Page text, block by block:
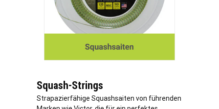
Squash-Strings
Strapazierfähige Squashsaiten von führenden